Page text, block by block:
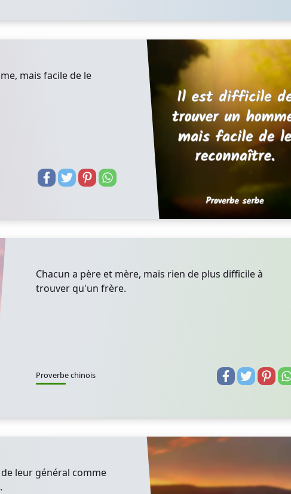
mais facile de le
Chacun a père et mère, mais rien de plus difficile à
trouver qu'un frère.
Proverbe chinois
leur général comme